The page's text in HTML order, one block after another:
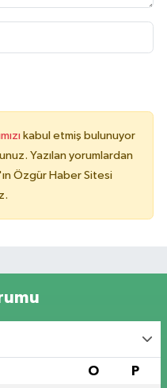
kabul etmiş bulunuyor
Yazılan yorumlardan
Özgür Haber Sitesi
O P